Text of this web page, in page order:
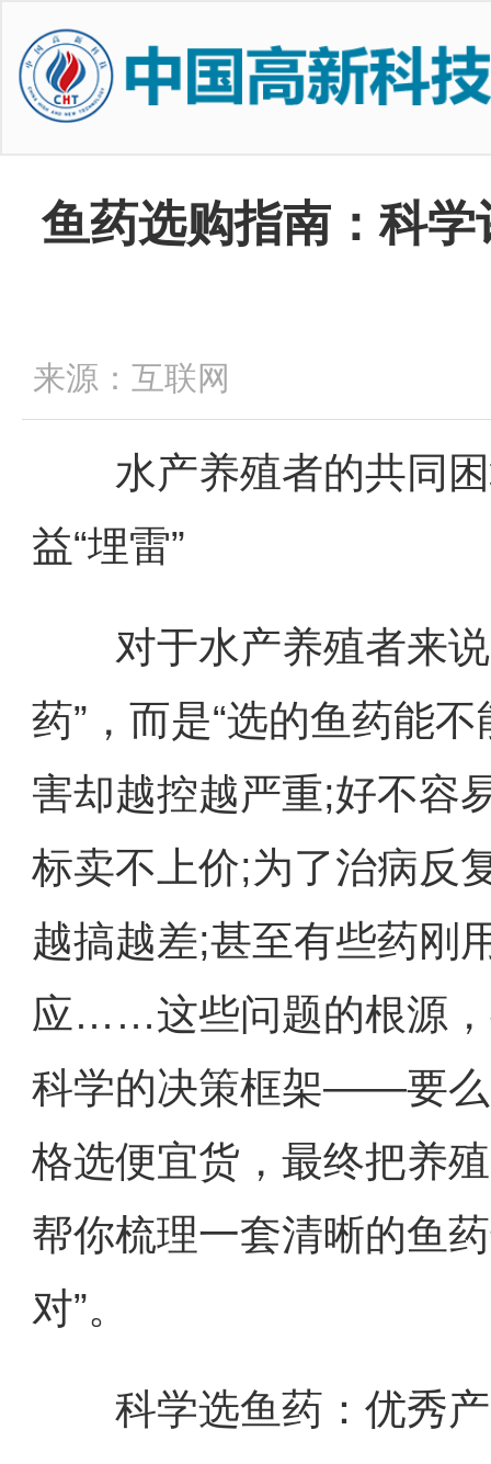
鱼药选购指南：科
来源：互联网
水产养殖者的共同困
益“埋雷”
对于水产养殖者来说
药”，而是“选的鱼药能
害却越控越严重;好不容
标卖不上价;为了治病反
越搞越差;甚至有些药刚
应……这些问题的根源，
科学的决策框架——要么
格选便宜货，最终把养
帮你梳理一套清晰的鱼
对”。
科学选鱼药：优秀产